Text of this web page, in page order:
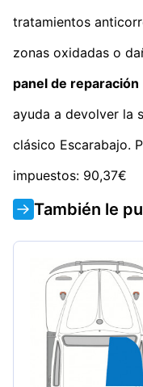
tratamientos
zonas oxidadas o
panel de reparación
ayuda a devolver la
clásico Escarabajo.
impuestos: 90,37€
También le